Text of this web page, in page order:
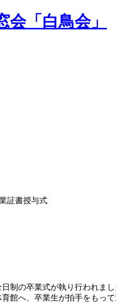
証書授与式
制の卒業式が執り行われま
館へ、卒業生が拍手をもっ